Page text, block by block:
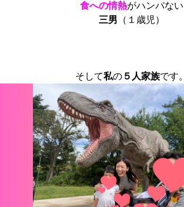
食への情熱がハンパない
三男 （１歳児）
そして私の ５人家族です。